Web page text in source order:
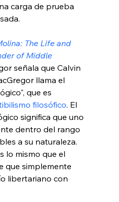
carga de prueba
The Life and
of Middle
señala que Calvin
llama el
que es
filosófico. El
significa que uno
dentro del rango
a su naturaleza.
lo mismo que el
que simplemente
libertariano con